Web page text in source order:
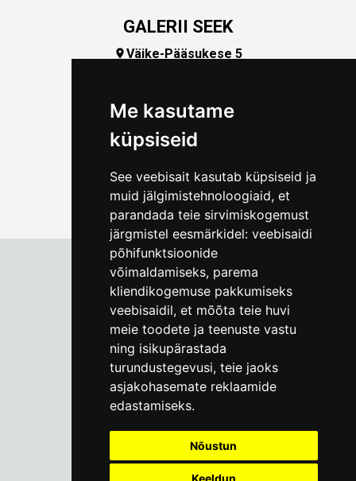
Me kasutame
küpsiseid
See veebisait kasutab küpsiseid ja
muid jälgimistehnoloogiaid, et
parandada teie sirvimiskogemust
järgmistel eesmärkidel: veebisaidi
põhifunktsioonide
võimaldamiseks, parema
kliendikogemuse pakkumiseks
veebisaidil, et mõõta teie huvi
meie toodete ja teenuste vastu
ning isikupärastada
turundustegevusi, teie jaoks
asjakohasemate reklaamide
edastamiseks.
Nõustun
Keeldun
GALERII SEEK
Väike-Pääsukese 5
Tallinna Linnamuuseum
Vene 17
E-R kell 9-17(+372) 610 4178
info@linnamuuseum.ee
Küpsisepoliitika